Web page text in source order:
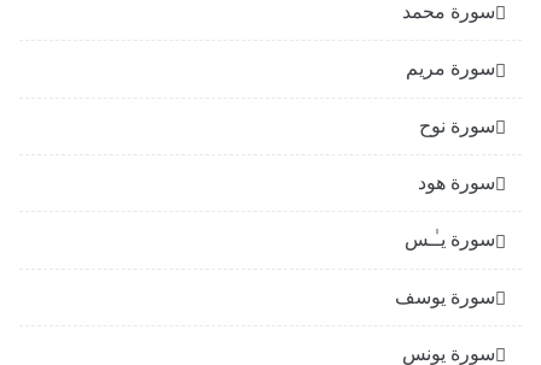
سورة محمد
سورة مريم
سورة نوح
سورة هود
سورة يـٰـس
سورة يوسف
سورة يونس